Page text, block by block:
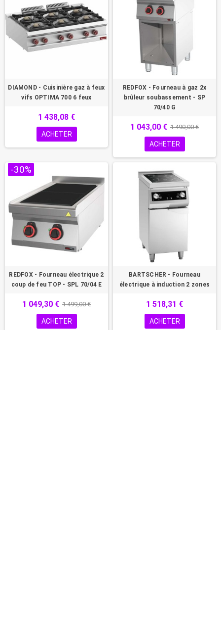
DIAMOND - Cuisinière gaz à feux
vifs OPTIMA 700 6 feux
1 438,08 €
ACHETER
REDFOX - Fourneau à gaz 2x
brûleur soubassement - SP
70/40 G
1 043,00 € 1 490,00 €
ACHETER
-30%
REDFOX - Fourneau électrique 2
coup de feu TOP - SPL 70/04 E
1 049,30 € 1 499,00 €
ACHETER
BARTSCHER - Fourneau
électrique à induction 2 zones
1 518,31 €
ACHETER